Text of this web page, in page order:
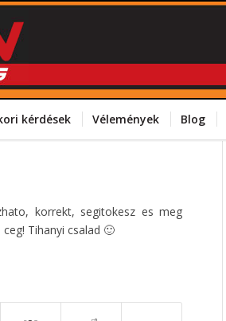
kérdések Vélemények Blog
korrekt, segitokesz es meg
Tihanyi csalad 🙂